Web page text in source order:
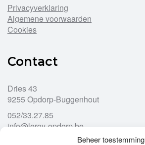
Beheer toestemming
Privacyverklaring
Algemene voorwaarden
Cookies
Contact
Dries 43
9255 Opdorp-Buggenhout
052/33.27.85
info@leroy-opdorp.be